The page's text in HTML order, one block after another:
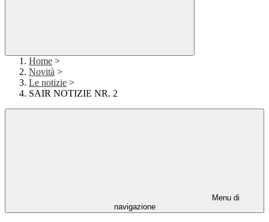
Home >
Novità >
Le notizie >
SAIR NOTIZIE NR. 2
Menu di
navigazione